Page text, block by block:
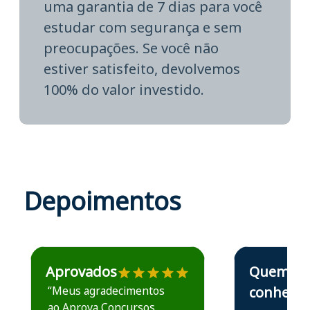
uma garantia de 7 dias para você
estudar com segurança e sem
preocupações. Se você não
estiver satisfeito, devolvemos
100% do valor investido.
Depoimentos
Estudante José recomenda o Aprova Concursos em
Aprovados
“Meus agradecimentos
Estudante Elais
Quem
conhece,